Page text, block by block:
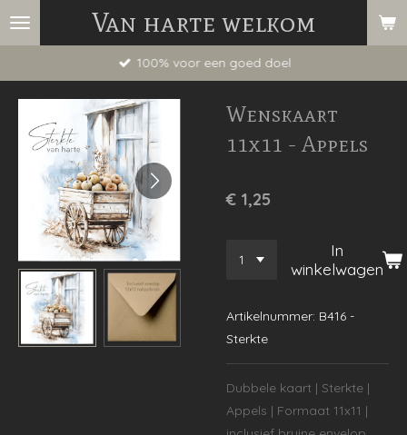
Ga
hoofdinhoud
Van harte welkom
100% voor een goed doel
Wenskaart
11x11 - Appels
€ 1,25
In
winkelwagen
Artikelnummer: B416 -
Sterkte
Dubbele kaart | Sterkte |
Appels | Formaat 11x11 |